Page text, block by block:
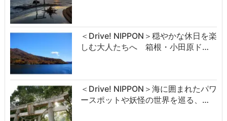
＜Drive! NIPPON＞穏やかな休日を楽
しむ大人たちへ 箱根・小田原ド…
＜Drive! NIPPON＞海に囲まれたパワ
ースポットや妖怪の世界を巡る、…